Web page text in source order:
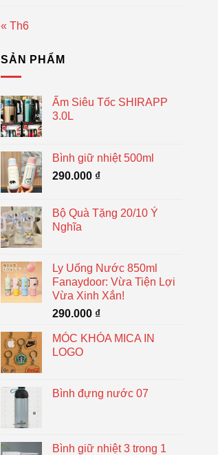
« Th6
SẢN PHẨM
Ấm Siêu Tốc SHIRAPP
3.0L
Bình giữ nhiệt 500ml
290.000 ₫
Bộ Quà Tặng 20/10 Ý
Nghĩa
Ly Uống Nước 850ml
Fanaydoor: Vừa Tiện Lợi
Vừa Xinh Xắn!
290.000 ₫
MÓC KHÓA MICA IN
LOGO
Bình đựng nước 07
Bình giữ nhiệt 3 trong 1